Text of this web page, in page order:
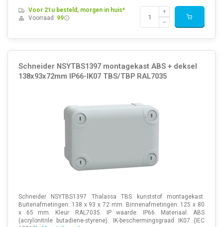
Voor 21u besteld, morgen in huis*
Voorraad: 99
Schneider NSYTBS1397 montagekast ABS + deksel
138x93x72mm IP66-IK07 TBS/TBP RAL7035
Schneider NSYTBS1397 Thalassa TBS kunststof montagekast.
Buitenafmetingen: 138 x 93 x 72 mm. Binnenafmetingen: 125 x 80
x 65 mm. Kleur: RAL7035. IP waarde: IP66. Materiaal: ABS
(acrylonitrile butadiene-styrene). IK-beschermingsgraad IK07 (IEC